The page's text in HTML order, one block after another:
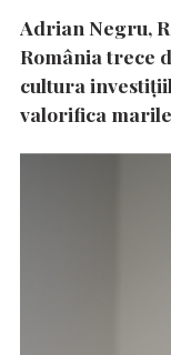
Adrian Negru,
România trece
cultura
valorifica